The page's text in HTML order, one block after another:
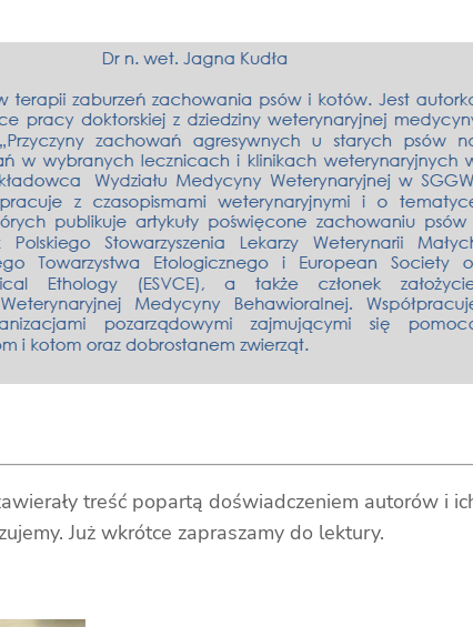
awierały treść popartą doświadczeniem autorów i
Już wkrótce zapraszamy do lektury.